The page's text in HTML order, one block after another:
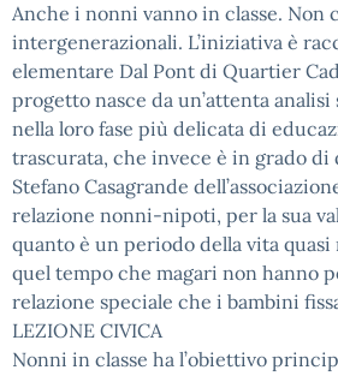
Anche i nonni vanno in classe.
intergenerazionali. L’iniziativa è
elementare Dal Pont di Quartier
progetto nasce da un’attenta
nella loro fase più delicata di
trascurata, che invece è in grado
Stefano Casagrande
relazione nonni-nipoti, per la sua
quanto è un periodo della vita
quel tempo che magari non hanno
relazione speciale che i bambini
LEZIONE CIVICA
Nonni in classe ha l’obiettivo